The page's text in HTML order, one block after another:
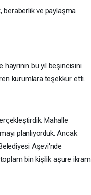
beraberlik ve paylaşma
bu yıl beşincisini
kurumlara teşekkür etti.
Mahalle
planlıyorduk. Ancak
Aşevi'nde
toplam bin kişilik aşure ikram